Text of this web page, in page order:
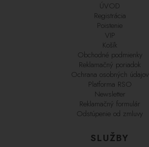
ÚVOD
Registrácia
Poistenie
VIP
Košík
Obchodné podmienky
Reklamačný poriadok
Ochrana osobných údajov
Platforma RSO
Newsletter
Reklamačný formulár
Odstúpenie od zmluvy
SLUŽBY